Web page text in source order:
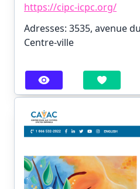
https://cipc-icpc.org/
Adresses: 3535, avenue
Centre-ville